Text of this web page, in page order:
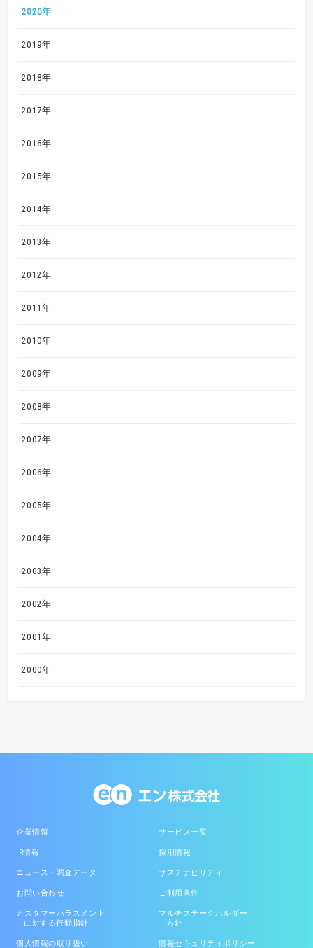
2020年
2019年
2018年
2017年
2016年
2015年
2014年
2013年
2012年
2011年
2010年
2009年
2008年
2007年
2006年
2005年
2004年
2003年
2002年
2001年
2000年
企業情報 サービス一覧
IR情報 採用情報
ニュース・調査データ サステナビリティ
お問い合わせ ご利用条件
カスタマーハラスメント
に対する行動指針
マルチステークホルダー
方針
個人情報の取り扱い 情報セキュリティポリシー